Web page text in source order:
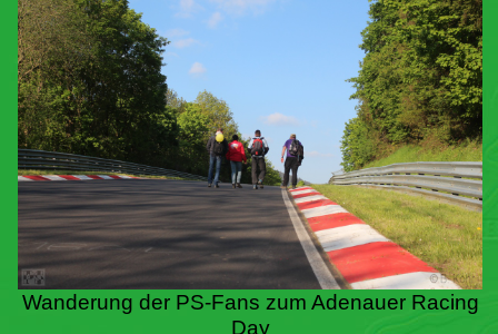
Wanderung der PS-Fans zum Adenauer Racing
Day